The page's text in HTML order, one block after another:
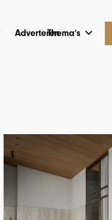
AdverterenThema’s